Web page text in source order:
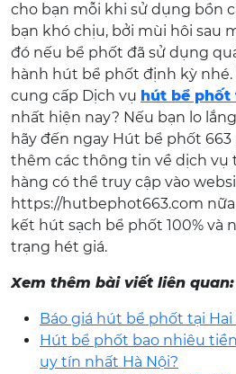
cho bạn mỗi khi sử dụng bồn
bạn khó chịu, bởi mùi hôi sau
đó nếu bể phốt đã sử dụng
hành hút bể phốt định kỳ nhé.
cung cấp Dịch vụ hút bể phốt
nhất hiện nay? Nếu bạn lo
hãy đến ngay Hút bể phốt
thêm các thông tin về dịch vụ
hàng có thể truy cập vào
https://hutbephot663.com
kết hút sạch bể phốt 100% và
trạng hét giá.
Xem thêm bài viết liên quan:
Báo giá hút bể phốt tại
Hút bể phốt bao nhiêu
uy tín nhất Hà Nội?